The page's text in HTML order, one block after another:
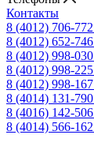
Контакты
8 (4012) 706-772
8 (4012) 652-746
8 (4012) 998-030
8 (4012) 998-225
8 (4012) 998-167
8 (4014) 131-790
8 (4016) 142-506
8 (4014) 566-162